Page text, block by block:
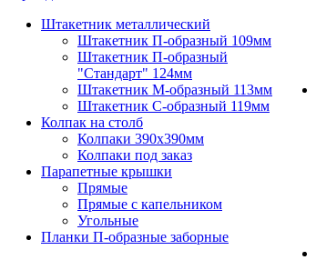
Штакетник металлический
Штакетник П-образный 109мм
Штакетник П-образный
"Стандарт" 124мм
Штакетник М-образный 113мм
Штакетник С-образный 119мм
Колпак на столб
Колпаки 390х390мм
Колпаки под заказ
Парапетные крышки
Прямые
Прямые с капельником
Угольные
Планки П-образные заборные